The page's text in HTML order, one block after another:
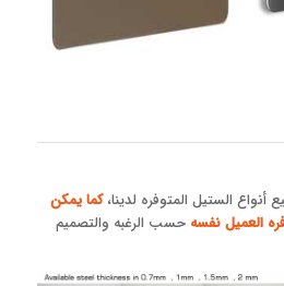
الستیل المتوفره لدینا،کما یمکن
العمیل نفسه حسب الرغبه والتصمیم